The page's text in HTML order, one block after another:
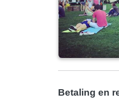
Betaling en